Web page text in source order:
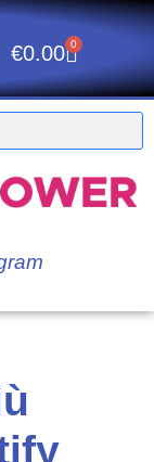
€0.00 0